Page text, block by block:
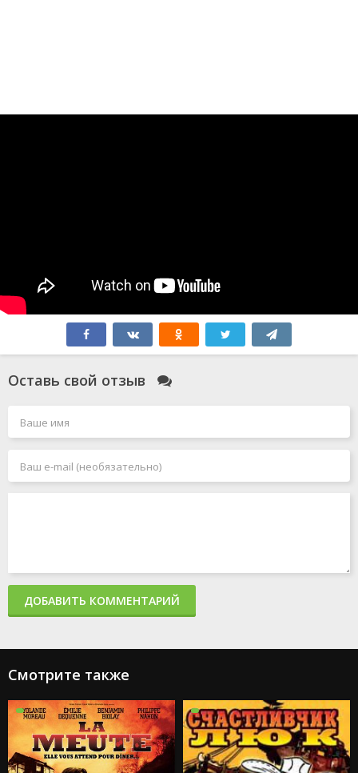
Оставь свой отзыв
ДОБАВИТЬ КОММЕНТАРИЙ
Смотрите также